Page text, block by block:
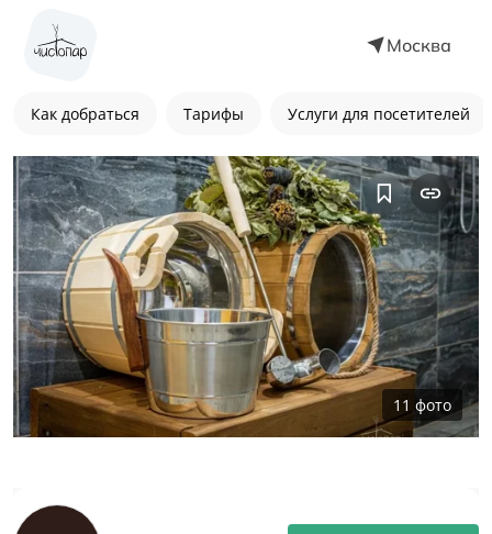
Москва
Как добраться Тарифы Услуги для посетителей
11 фото